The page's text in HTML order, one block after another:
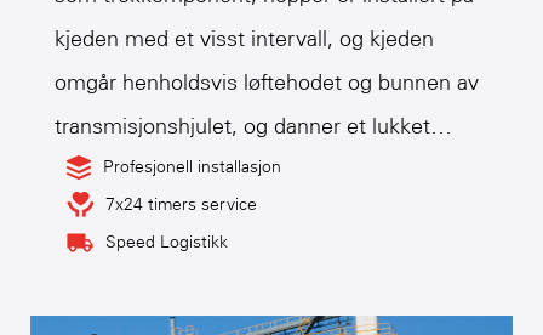
kjeden med et visst intervall, og kjeden
omgår henholdsvis løftehodet og bunnen av
transmisjonshjulet, og danner et lukket
ringesystem med en stigende lastet gren og
en fallende losset gren. Overføringsenheten
som er anordnet i hodet på løftemaskinen
Profesjonell installasjon
7x24 timers service
Speed Logistikk